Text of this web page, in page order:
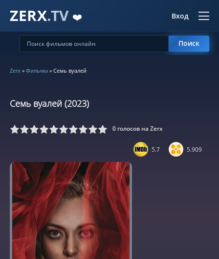
ZERX.TV ❤️ Вход
Поиск
Zerx » Фильмы » Семь вуалей
Семь вуалей (2023)
6 7 8 9 10 0 голосов на Zerx
5.7 5.909